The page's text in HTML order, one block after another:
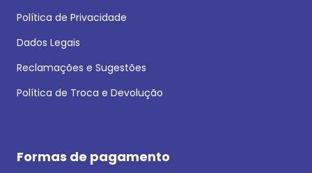
Política de Privacidade
Dados Legais
Reclamações e Sugestões
Política de Troca e Devolução
Formas de pagamento